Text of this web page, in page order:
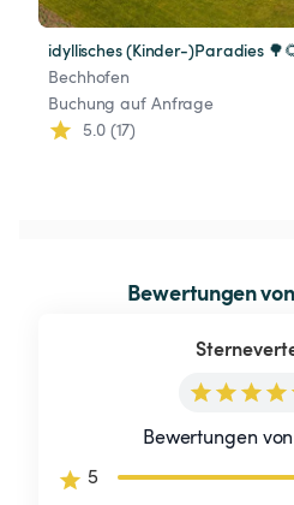
idyllisches (Kinder-)Paradies
Bechhofen
Buchung auf Anfrage
5.0 (17)
Bewertungen
Bewertungen
5